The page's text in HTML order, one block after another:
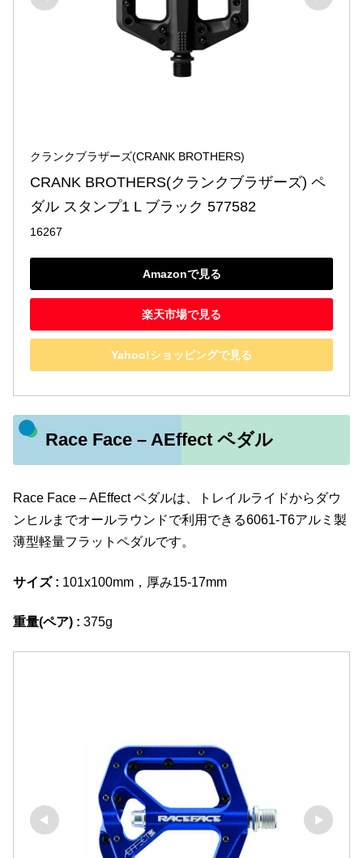
クランクブラザーズ(CRANK BROTHERS)
CRANK BROTHERS(クランクブラザーズ) ペ
ダル スタンプ1 L ブラック 577582
16267
Amazonで見る
楽天市場で見る
Yahoo!ショッピングで見る
Race Face – AEffect ペダル
Race Face – AEffect ペダルは、トレイルライドからダウ
ンヒルまでオールラウンドで利用できる6061-T6アルミ製
薄型軽量フラットペダルです。
サイズ : 101x100mm，厚み15-17mm
重量(ペア) : 375g